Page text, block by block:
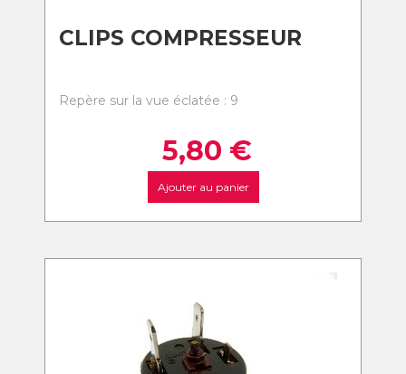
CLIPS COMPRESSEUR
Repère sur la vue éclatée : 9
5,80 €
Ajouter au panier